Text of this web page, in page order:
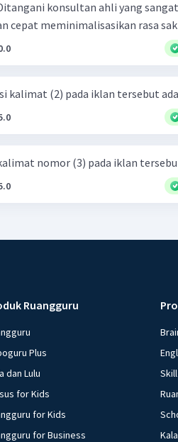
kalimat (2) pada iklan tersebut
nomor (3) pada iklan
Ruangguru
Plus
dan Lulu
for Kids
for Kids
for Business